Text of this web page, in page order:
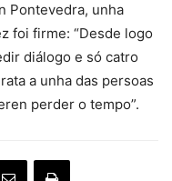
Pontevedra, unha
foi firme: “Desde logo
diálogo e só catro
a unha das persoas
perder o tempo”.